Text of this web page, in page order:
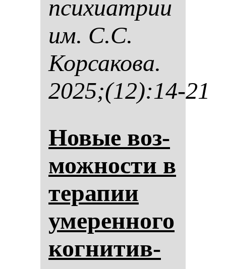
пси­хи­ат­рии
им. С.С.
Кор­са­ко­ва.
2025;(12):14-21
Но­вые воз­
мож­нос­ти в
те­ра­пии
уме­рен­но­го
ког­ни­тив­